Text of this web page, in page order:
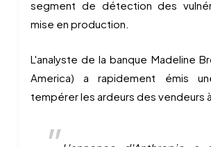
segment de détection des
mise en production.
L'analyste de la banque Madeline
America) a rapidement émis
tempérer les ardeurs des vendeurs